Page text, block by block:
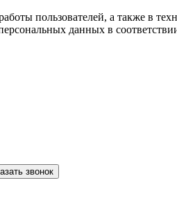
пользователей, а также
данных в
звонок